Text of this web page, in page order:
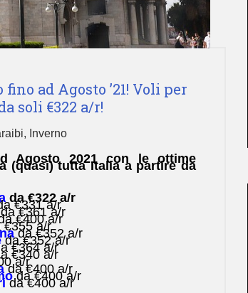
ad Agosto ’21! Voli per
soli €322 a/r!
, Inverno
Agosto 2021 con le ottime
(quasi) tutta Italia a partire da
da €322 a/r
€331 a/r
€361 a/r
€400 a/r
a/r
da €352 a/r
da €352 a/r
€364 a/r
€340 a/r
a/r
da €400 a/r
da €400 a/r
da €400 a/r